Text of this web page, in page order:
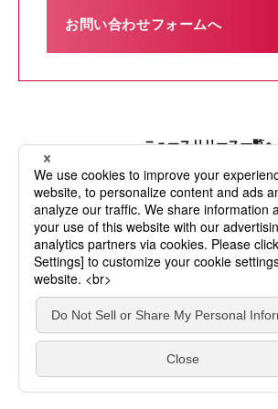
お問い合わせフォームへ
ニュースリリース一覧へ
お問い合わせ・
ご意見はこちら